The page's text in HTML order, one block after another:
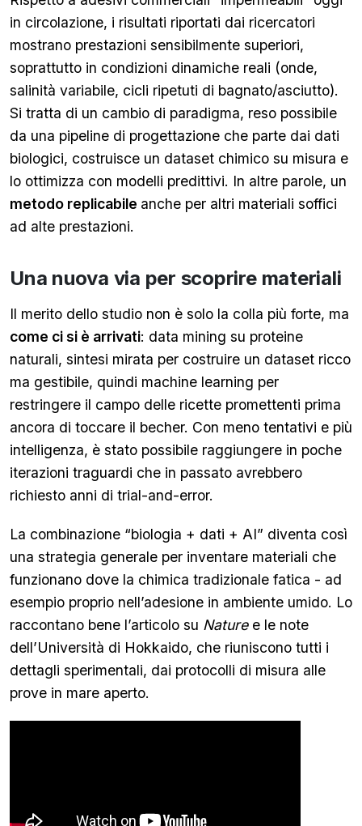
in circolazione, i risultati riportati dai ricercatori
mostrano prestazioni sensibilmente superiori,
soprattutto in condizioni dinamiche reali (onde,
salinità variabile, cicli ripetuti di bagnato/asciutto).
Si tratta di un cambio di paradigma, reso possibile
da una pipeline di progettazione che parte dai dati
biologici, costruisce un dataset chimico su misura e
lo ottimizza con modelli predittivi. In altre parole, un
metodo replicabile anche per altri materiali soffici
ad alte prestazioni.
Una nuova via per scoprire materiali
Il merito dello studio non è solo la colla più forte, ma
come ci si è arrivati: data mining su proteine
naturali, sintesi mirata per costruire un dataset ricco
ma gestibile, quindi machine learning per
restringere il campo delle ricette promettenti prima
ancora di toccare il becher. Con meno tentativi e più
intelligenza, è stato possibile raggiungere in poche
iterazioni traguardi che in passato avrebbero
richiesto anni di trial-and-error.
La combinazione “biologia + dati + AI” diventa così
una strategia generale per inventare materiali che
funzionano dove la chimica tradizionale fatica - ad
esempio proprio nell’adesione in ambiente umido. Lo
raccontano bene l’articolo su Naturee le note
dell’Università di Hokkaido, che riuniscono tutti i
dettagli sperimentali, dai protocolli di misura alle
prove in mare aperto.